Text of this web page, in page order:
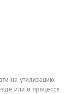
на утилизацию.
или в процессе